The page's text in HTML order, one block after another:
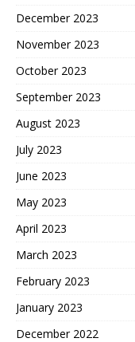
December 2023
November 2023
October 2023
September 2023
August 2023
July 2023
June 2023
May 2023
April 2023
March 2023
February 2023
January 2023
December 2022